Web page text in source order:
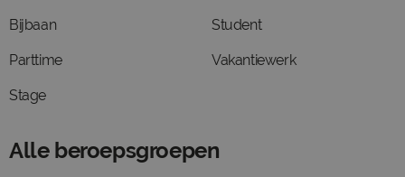
Bijbaan
Parttime
Stage
Student
Vakantiewerk
Alle beroepsgroepen